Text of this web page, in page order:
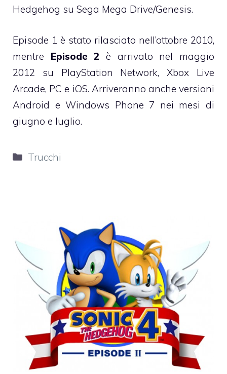
Hedgehog su Sega Mega Drive/Genesis.
Episode 1 è stato rilasciato nell’ottobre 2010,
mentre Episode 2 è arrivato nel maggio
2012 su PlayStation Network, Xbox Live
Arcade, PC e iOS. Arriveranno anche versioni
Android e Windows Phone 7 nei mesi di
giugno e luglio.
Categorie
Trucchi